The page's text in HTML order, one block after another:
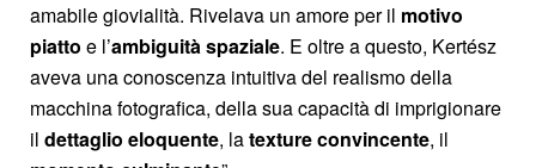
amabile giovialità. Rivelava un amore per il motivo
piatto e l’ambiguità spaziale. E oltre a questo, Kertész
aveva una conoscenza intuitiva del realismo della
macchina fotografica, della sua capacità di imprigionare
il dettaglio eloquente, latexture convincente, il